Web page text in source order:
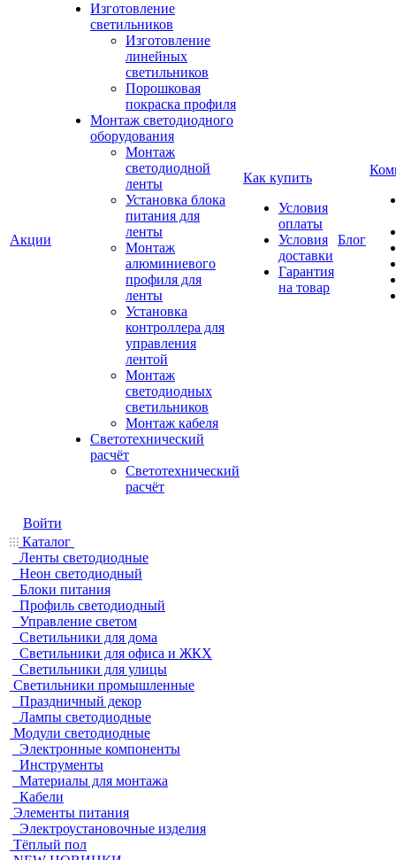
Акции
Изготовление
светильников
Изготовление
линейных
светильников
Порошковая
покраска профиля
Монтаж светодиодного
оборудования
Монтаж
светодиодной
ленты
Установка блока
питания для
ленты
Монтаж
алюминиевого
профиля для
ленты
Установка
контроллера для
управления
лентой
Монтаж
светодиодных
светильников
Монтаж кабеля
Светотехнический
расчёт
Светотехнический
расчёт
Как купить
Условия
оплаты
Условия
доставки
Гарантия
на товар
Блог
Войти
Каталог
Ленты светодиодные
Неон светодиодный
Блоки питания
Профиль светодиодный
Управление светом
Светильники для дома
Светильники для офиса и ЖКХ
Светильники для улицы
Светильники промышленные
Праздничный декор
Лампы светодиодные
Модули светодиодные
Электронные компоненты
Инструменты
Материалы для монтажа
Кабели
Элементы питания
Электроустановочные изделия
Тёплый пол